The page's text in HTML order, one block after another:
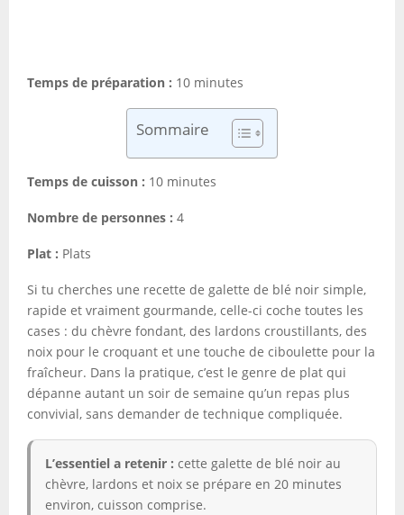
Temps de préparation : 10 minutes
Sommaire
Temps de cuisson : 10 minutes
Nombre de personnes : 4
Plat : Plats
Si tu cherches une recette de galette de blé noir simple,
rapide et vraiment gourmande, celle-ci coche toutes les
cases : du chèvre fondant, des lardons croustillants, des
noix pour le croquant et une touche de ciboulette pour la
fraîcheur. Dans la pratique, c’est le genre de plat qui
dépanne autant un soir de semaine qu’un repas plus
convivial, sans demander de technique compliquée.
L’essentiel a retenir : cette galette de blé noir au
chèvre, lardons et noix se prépare en 20 minutes
environ, cuisson comprise.